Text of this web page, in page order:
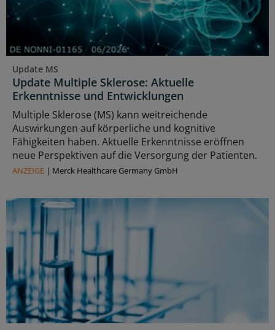
Update MS
Update Multiple Sklerose: Aktuelle
Erkenntnisse und Entwicklungen
Multiple Sklerose (MS) kann weitreichende
Auswirkungen auf körperliche und kognitive
Fähigkeiten haben. Aktuelle Erkenntnisse eröffnen
neue Perspektiven auf die Versorgung der Patienten.
ANZEIGE | Merck Healthcare Germany GmbH